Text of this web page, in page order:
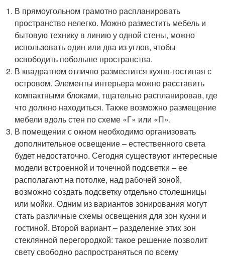
В прямоугольном грамотно распланировать
пространство нелегко. Можно разместить мебель и
бытовую технику в линию у одной стены, можно
использовать один или два из углов, чтобы
освободить побольше пространства.
В квадратном отлично разместится кухня-гостиная с
островом. Элементы интерьера можно расставить
компактными блоками, тщательно распланировав, где
что должно находиться. Также возможно размещение
мебели вдоль стен по схеме «Г» или «П».
В помещении с окном необходимо организовать
дополнительное освещение – естественного света
будет недостаточно. Сегодня существуют интересные
модели встроенной и точечной подсветки – ее
располагают на потолке, над рабочей зоной,
возможно создать подсветку отдельно столешницы
или мойки. Одним из вариантов зонирования могут
стать различные схемы освещения для зон кухни и
гостиной. Второй вариант – разделение этих зон
стеклянной перегородкой: такое решение позволит
свету свободно распространяться по всему